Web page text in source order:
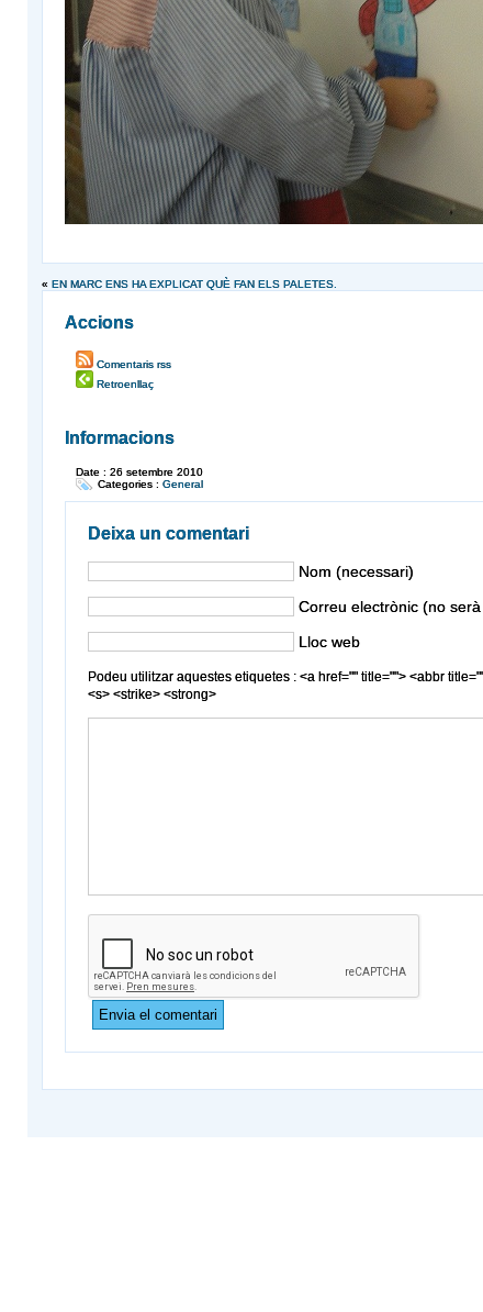
« EN MARC ENS HA EXPLICAT QUÈ FAN ELS PALETES.
Accions
Comentaris rss
Retroenllaç
Informacions
Date : 26 setembre 2010
Categories : General
Deixa un comentari
Nom (necessari)
Correu electrònic (no
Lloc web
Podeu utilitzar aquestes etiquetes : <a href="" title=""> <abbr
<s> <strike> <strong>